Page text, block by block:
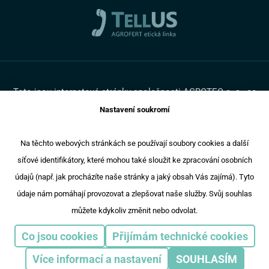
Promotruck
Cookies
Toto jsou internetové stránky společnosti AGROTEC a. s., se
sídlem v Hustopečích, Brněnská 74, PSČ 69301, IČ 00544957,
zapsané v OR vedeném Krajským soudem v Brně, oddíl B,
AGROFERT řízeného společností AGROFERT, a.s., IČ
26185610, se sídlem na adrese Pyšelská 2327/2, Chodov, 149
00 Praha 4.
Copyright © 2024 AGROTEC a.s
Responzivní webPuxdesign
Agrotec Auto Agrotec Trucks Eagrotec
Agri CS
Agrotec Plus
Nastavení soukromí
Na těchto webových stránkách se používají soubory cookies a další
síťové identifikátory, které mohou také sloužit ke zpracování osobních
údajů (např. jak procházíte naše stránky a jaký obsah Vás zajímá). Tyto
údaje nám pomáhají provozovat a zlepšovat naše služby. Svůj souhlas
můžete kdykoliv změnit nebo odvolat.
Co jsou cookies
Přijímám technické cookies
Více informací a nastavení
SOUHLASÍM